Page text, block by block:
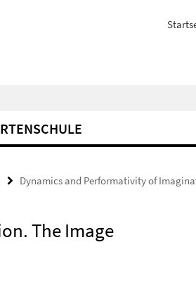
Dynamics and Performativity of
The Image